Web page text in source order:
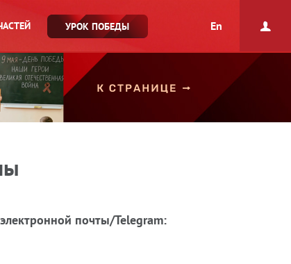
УРОК ПОБЕДЫ En
почты/Telegram: